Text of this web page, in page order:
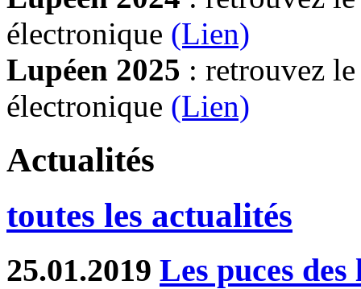
électronique (Lien)
Lupéen 2025 : retrouvez
électronique (Lien)
Actualités
toutes les actualités
25.01.2019 Les puces